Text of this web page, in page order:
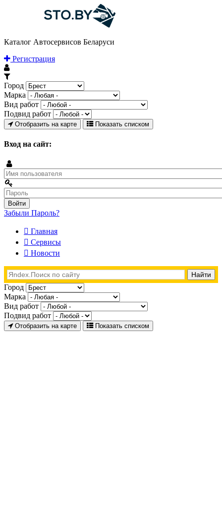
Каталог Автосервисов Беларуси
Регистрация
Город
Марка
Вид работ
Подвид работ
Отобразить на карте Показать списком
Вход на сайт:
Забыли Пароль?
Главная
Сервисы
Новости
Город
Марка
Вид работ
Подвид работ
Отобразить на карте Показать списком